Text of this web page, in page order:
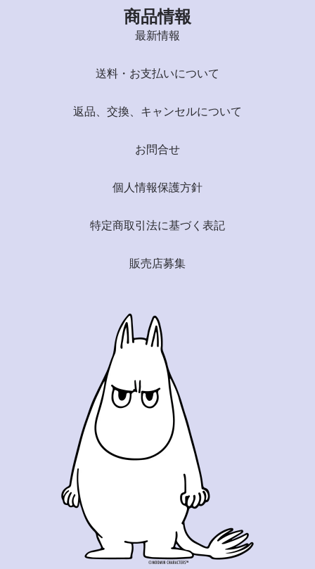
商品情報
最新情報
送料・お支払いについて
返品、交換、キャンセルについて
お問合せ
個人情報保護方針
特定商取引法に基づく表記
販売店募集